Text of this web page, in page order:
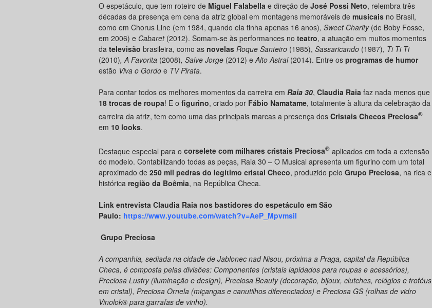
O espetáculo, que tem roteiro de Miguel Falabella e direção de José Possi Neto, relembra três
décadas da presença em cena da atriz global em montagens memoráveis de musicais no Brasil,
como em Chorus Line (em 1984, quando ela tinha apenas 16 anos), Sweet Charity (de Boby Fosse,
em 2006) e Cabaret(2012). Somam-se às performances no teatro, a atuação em muitos momentos
da televisão brasileira, como as novelas Roque Santeiro (1985), Sassaricando (1987), Ti Ti Ti
(2010), A Favorita (2008), Salve Jorge (2012) eAlto Astral (2014). Entre os programas de humor
estão Viva o Gordo e TV Pirata.
Para contar todos os melhores momentos da carreira em Raia 30, Claudia Raia faz nada menos que
18 trocas de roupa! E o figurino, criado por Fábio Namatame, totalmente à altura da celebração da
carreira da atriz, tem como uma das principais marcas a presença dos Cristais Checos Preciosa®
em 10 looks.
Destaque especial para o corselete com milhares cristais Preciosa® aplicados em toda a extensão
do modelo. Contabilizando todas as peças, Raia 30 – O Musical apresenta um figurino com um total
aproximado de 250 mil pedras do legítimo cristal Checo, produzido pelo Grupo Preciosa, na rica e
histórica região da Boêmia, na República Checa.
Link entrevista Claudia Raia nos bastidores do espetáculo em São
Paulo: https://www.youtube.com/watch?v=AeP_MpvmsiI
Grupo Preciosa
A companhia, sediada na cidade de Jablonec nad Nisou, próxima a Praga, capital da República
Checa, é composta pelas divisões: Componentes (cristais lapidados para roupas e acessórios),
Preciosa Lustry (iluminação e design), Preciosa Beauty (decoração, bijoux, clutches, relógios e troféus
em cristal), Preciosa Ornela (miçangas e canutilhos diferenciados) e Preciosa GS (rolhas de vidro
Vinolok® para garrafas de vinho).